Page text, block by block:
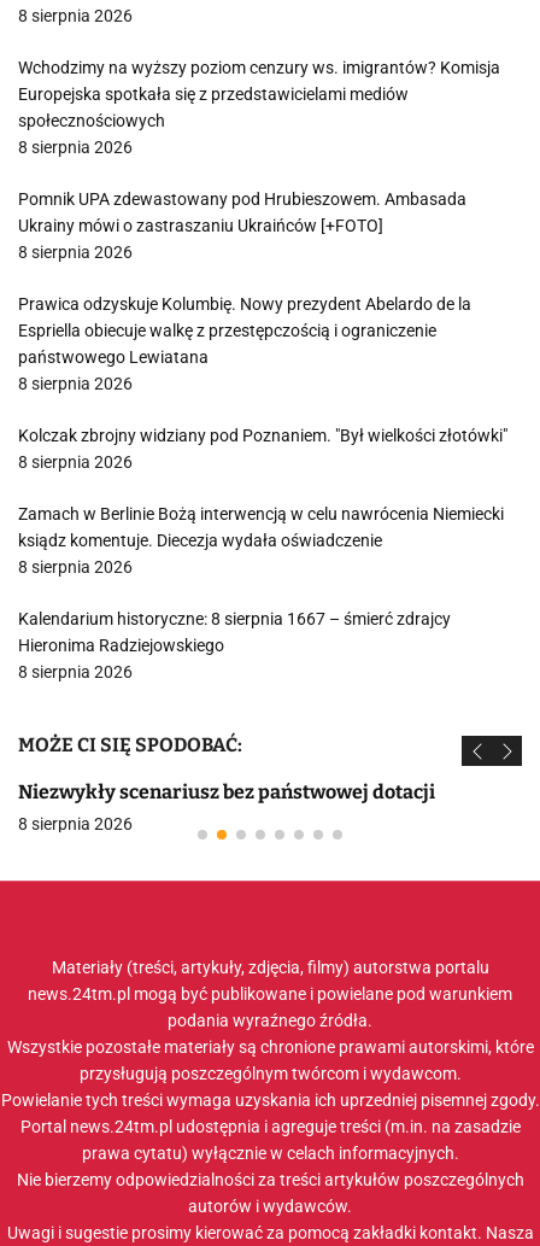
8 sierpnia 2026
Wchodzimy na wyższy poziom cenzury ws. imigrantów? Komisja
Europejska spotkała się z przedstawicielami mediów
społecznościowych
8 sierpnia 2026
Pomnik UPA zdewastowany pod Hrubieszowem. Ambasada
Ukrainy mówi o zastraszaniu Ukraińców [+FOTO]
8 sierpnia 2026
Prawica odzyskuje Kolumbię. Nowy prezydent Abelardo de la
Espriella obiecuje walkę z przestępczością i ograniczenie
państwowego Lewiatana
8 sierpnia 2026
Kolczak zbrojny widziany pod Poznaniem. "Był wielkości złotówki"
8 sierpnia 2026
Zamach w Berlinie Bożą interwencją w celu nawrócenia Niemiecki
ksiądz komentuje. Diecezja wydała oświadczenie
8 sierpnia 2026
Kalendarium historyczne: 8 sierpnia 1667 – śmierć zdrajcy
Hieronima Radziejowskiego
8 sierpnia 2026
MOŻE CI SIĘ SPODOBAĆ:
Niezwykły scenariusz bez państwowej dotacji
8 sierpnia 2026
Materiały (treści, artykuły, zdjęcia, filmy) autorstwa portalu
news.24tm.pl mogą być publikowane i powielane pod warunkiem
podania wyraźnego źródła.
Wszystkie pozostałe materiały są chronione prawami autorskimi, które
przysługują poszczególnym twórcom i wydawcom.
Powielanie tych treści wymaga uzyskania ich uprzedniej pisemnej zgody.
Portal news.24tm.pl udostępnia i agreguje treści (m.in. na zasadzie
prawa cytatu) wyłącznie w celach informacyjnych.
Nie bierzemy odpowiedzialności za treści artykułów poszczególnych
autorów i wydawców.
Uwagi i sugestie prosimy kierować za pomocą zakładki kontakt. Nasza